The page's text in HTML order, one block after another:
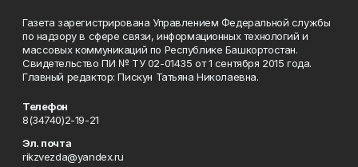
Газета зарегистрирована Управлением Федеральной службы
по надзору в сфере связи, информационных технологий и
массовых коммуникаций по Республике Башкортостан.
Свидетельство ПИ № ТУ 02-01435 от 1 сентября 2015 года.
Главный редактор: Пискун Татьяна Николаевна.
Телефон
8(34740)2-19-21
Эл. почта
rikzvezda@yandex.ru